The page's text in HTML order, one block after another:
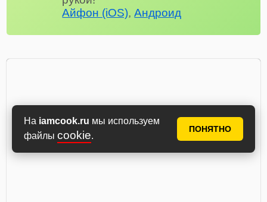
На iamcook.ru мы используем
файлы cookie.
ПОНЯТНО
Айфон (iOS),Андроид